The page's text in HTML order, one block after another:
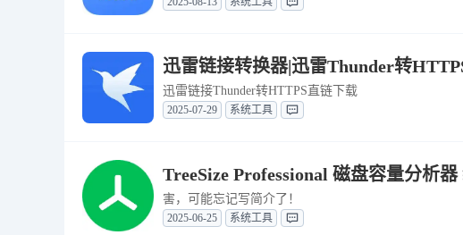
迅雷链接转换器|迅雷Thunder转
迅雷链接Thunder转HTTPS直链下载
2025-07-29 系统工具
TreeSize Professional 磁盘容量分析器
害，可能忘记写简介了！
2025-06-25 系统工具